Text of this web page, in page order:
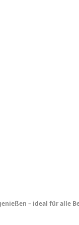
– ideal für alle